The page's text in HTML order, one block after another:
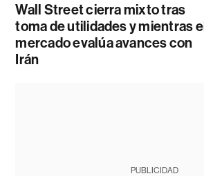
Wall Street cierra mixto tras
toma de utilidades y mientras
mercado evalúa avances con
Irán
PUBLICIDAD